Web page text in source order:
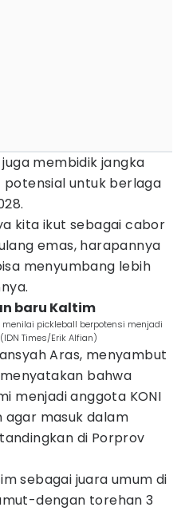
membidik jangka
untuk berlaga
kita ikut sebagai cabor
emas, harapannya
menyumbang lebih
baru Kaltim
menilai pickleball berpotensi menjadi
Times/Erik Alfian)
Aras, menyambut
bahwa
menjadi anggota KONI
agar masuk dalam
di Porprov
sebagai juara umum di
dengan torehan 3